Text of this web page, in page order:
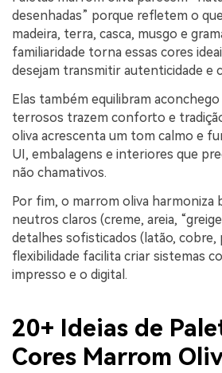
desenhadas” porque refletem o
madeira, terra, casca, musgo e
familiaridade torna essas cores
desejam transmitir autenticidade e
Elas também equilibram
terrosos trazem conforto e
oliva acrescenta um tom calmo e
UI, embalagens e interiores que
não chamativos.
Por fim, o marrom oliva harmoniza
neutros claros (creme, areia,
detalhes sofisticados (latão, cobre,
flexibilidade facilita criar sistemas
impresso e o digital.
20+ Ideias de
Cores Marrom